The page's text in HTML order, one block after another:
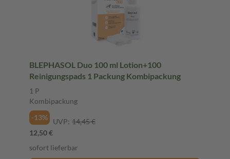
BLEPHASOL Duo 100 ml Lotion+100
Reinigungspads 1 Packung Kombipackung
1 P
Kombipackung
-13%
UVP: 14,45 €
12,50 €
sofort lieferbar